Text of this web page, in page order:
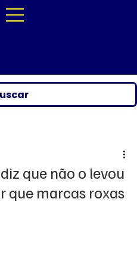
que não o levou
que marcas roxas